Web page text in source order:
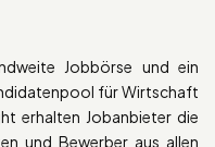
Jobbörse und ein
für Wirtschaft
erhalten Jobanbieter die
und Bewerber aus allen